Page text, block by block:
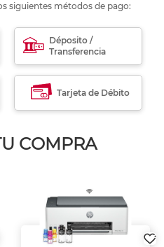
siguientes métodos de pago:
Déposito /
Transferencia
Tarjeta de Débito
COMPRA